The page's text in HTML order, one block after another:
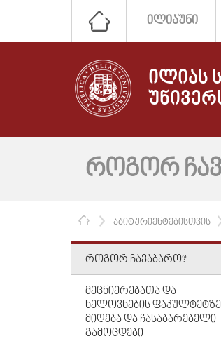
ᲘᲚᲘᲐᲣᲜᲘ
ᲘᲚᲘᲐᲡ
ᲠᲝᲒᲝᲠ
ᲛᲗᲐᲕᲐᲠᲘ
ᲐᲑᲘᲢᲣᲠᲘᲔᲜᲢᲔᲑᲘᲡᲗᲕᲘᲡ
ᲠᲝᲒᲝᲠ ᲩᲐᲕᲐᲑᲐᲠᲝ?
ᲛᲔᲪᲜᲘᲔᲠᲔᲑᲐᲗᲐ ᲓᲐ
ᲮᲔᲚᲝᲕᲜᲔᲑᲘᲡ ᲤᲐᲙᲣᲚᲢᲔᲢᲖᲔ
ᲛᲘᲦᲔᲑᲐ ᲓᲐ ᲩᲐᲡᲐᲑᲐᲠᲔᲑᲔᲚᲘ
ᲒᲐᲛᲝᲪᲓᲔᲑᲘ